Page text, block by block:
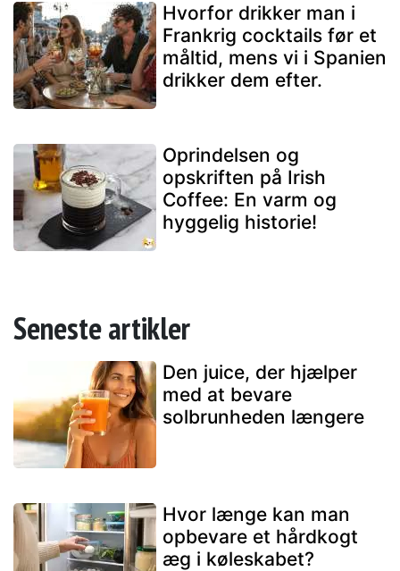
Hvorfor drikker man i
Frankrig cocktails før et
måltid, mens vi i Spanien
drikker dem efter.
Oprindelsen og
opskriften på Irish
Coffee: En varm og
hyggelig historie!
Seneste artikler
Den juice, der hjælper
med at bevare
solbrunheden længere
Hvor længe kan man
opbevare et hårdkogt
æg i køleskabet?